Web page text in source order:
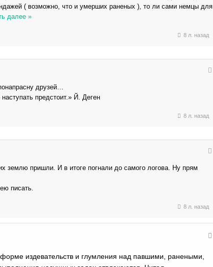
( возможно, что и умерших раненых ), то ли сами немцы для
далее »
8 л. назад
друзей…
предстоит.» Й. Деген
8 л. назад
землю пришли. И в итоге погнали до самого логова. Ну прям
писать.
8 л. назад
издевательств и глумления над павшими, ранеными,